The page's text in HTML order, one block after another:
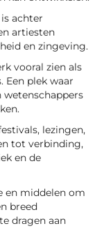
achter
artiesten
en zingeving.
vooral zien als
plek waar
wetenschappers
lezingen,
tot verbinding,
en de
en middelen om
breed
dragen aan